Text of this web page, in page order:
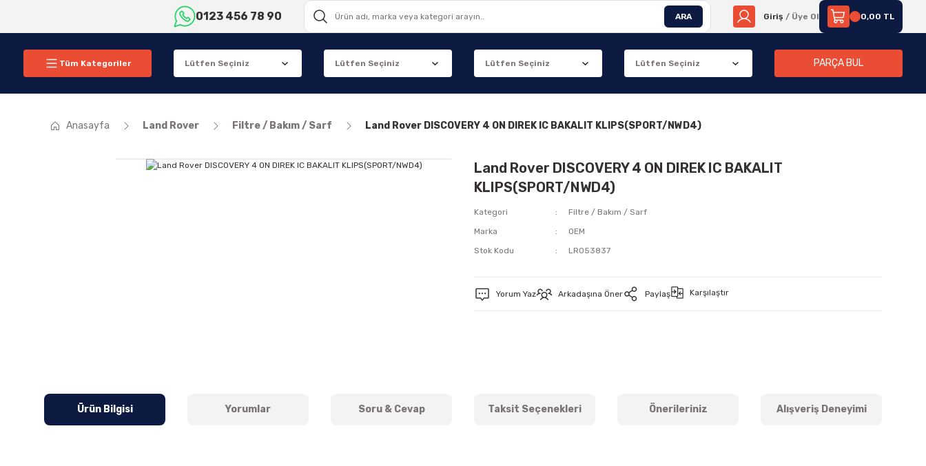
0123 456 78 90 ARA Giriş / Üye Ol 0,00 TL
Tüm Kategoriler PARÇA BUL
Anasayfa Land Rover Filtre / Bakım / Sarf Land Rover DISCOVERY 4 ON DIREK IC BAKALIT KLIPS(SPORT/NWD4)
Land Rover DISCOVERY 4 ON DIREK IC BAKALIT
KLIPS(SPORT/NWD4)
Kategori
Filtre / Bakım / Sarf
Marka
OEM
Stok Kodu
LR053837
Yorum Yaz Arkadaşına Öner Paylaş Karşılaştır
Ürün Bilgisi Yorumlar Soru & Cevap Taksit Seçenekleri Önerileriniz Alışveriş Deneyimi